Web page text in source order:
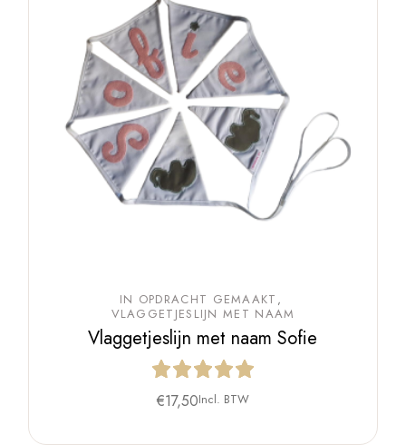
IN OPDRACHT GEMAAKT
VLAGGETJESLIJN MET NAAM
Vlaggetjeslijn met naam Sofie
€17,50Incl. BTW